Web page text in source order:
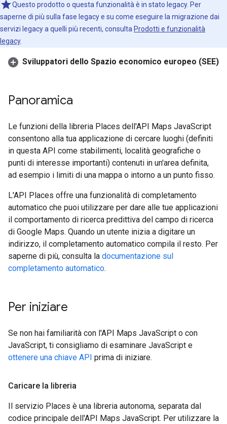
Questo prodotto o questa funzionalità è in stato legacy. Per
saperne di più sulla fase legacy e su come eseguire la migrazione dai
servizi legacy a quelli più recenti, consulta Prodotti e funzionalità
legacy.
Sviluppatori dello Spazio economico europeo (SEE)
Panoramica
Le funzioni della libreria Places dell'API Maps JavaScript
consentono alla tua applicazione di cercare luoghi (definiti
in questa API come stabilimenti, località geografiche o
punti di interesse importanti) contenuti in un'area definita,
ad esempio i limiti di una mappa o intorno a un punto fisso.
L'API Places offre una funzionalità di completamento
automatico che puoi utilizzare per dare alle tue applicazioni
il comportamento di ricerca predittiva del campo di ricerca
di Google Maps. Quando un utente inizia a digitare un
indirizzo, il completamento automatico compila il resto. Per
saperne di più, consulta la documentazione sul
completamento automatico.
Per iniziare
Se non hai familiarità con l'API Maps JavaScript o con
JavaScript, ti consigliamo di esaminare JavaScript e
ottenere una chiave API prima di iniziare.
Caricare la libreria
Il servizio Places è una libreria autonoma, separata dal
codice principale dell'API Maps JavaScript. Per utilizzare la